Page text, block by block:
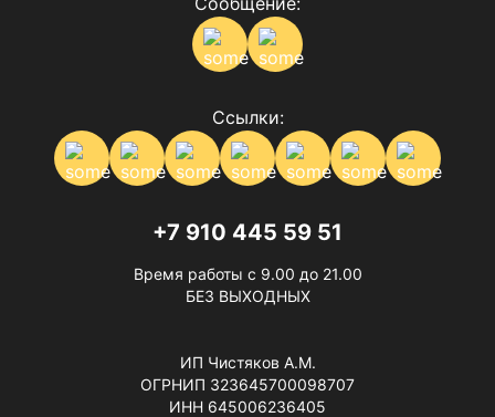
Ссылки:
+7 910 445 59 51
Время работы с 9.00 до 21.00
БЕЗ ВЫХОДНЫХ
ИП Чистяков А.М.
ОГРНИП 323645700098707
ИНН 645006236405